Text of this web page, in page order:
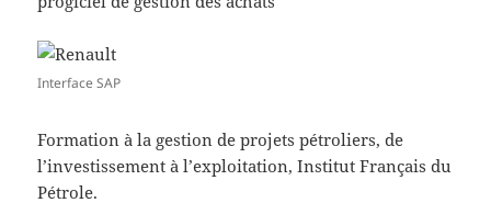
Interface SAP
Formation à la gestion de projets pétroliers, de
l’investissement à l’exploitation, Institut Français du
Pétrole.